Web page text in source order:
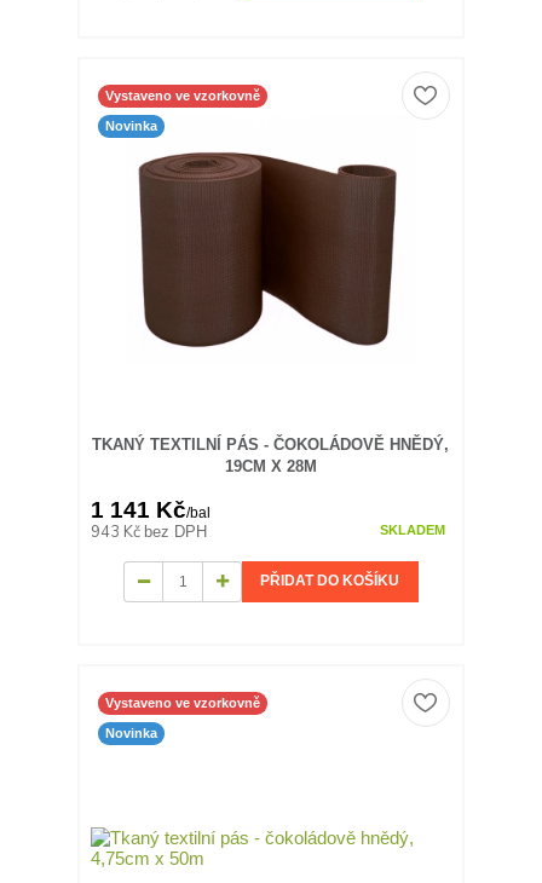
Vystaveno ve vzorkovně
Novinka
TKANÝ TEXTILNÍ PÁS - ČOKOLÁDOVĚ HNĚDÝ,
19CM X 28M
1 141 Kč/bal
943 Kč bez DPH SKLADEM
PŘIDAT DO KOŠÍKU
Vystaveno ve vzorkovně
Novinka